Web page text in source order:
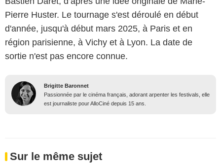
Pierre Huster. Le tournage s'est déroulé en début
d'année, jusqu'à début mars 2025, à Paris et en
région parisienne, à Vichy et à Lyon. La date de
sortie n'est pas encore connue.
Brigitte Baronnet
Passionnée par le cinéma français, adorant arpenter les festivals, elle
est journaliste pour AlloCiné depuis 15 ans.
Sur le même sujet